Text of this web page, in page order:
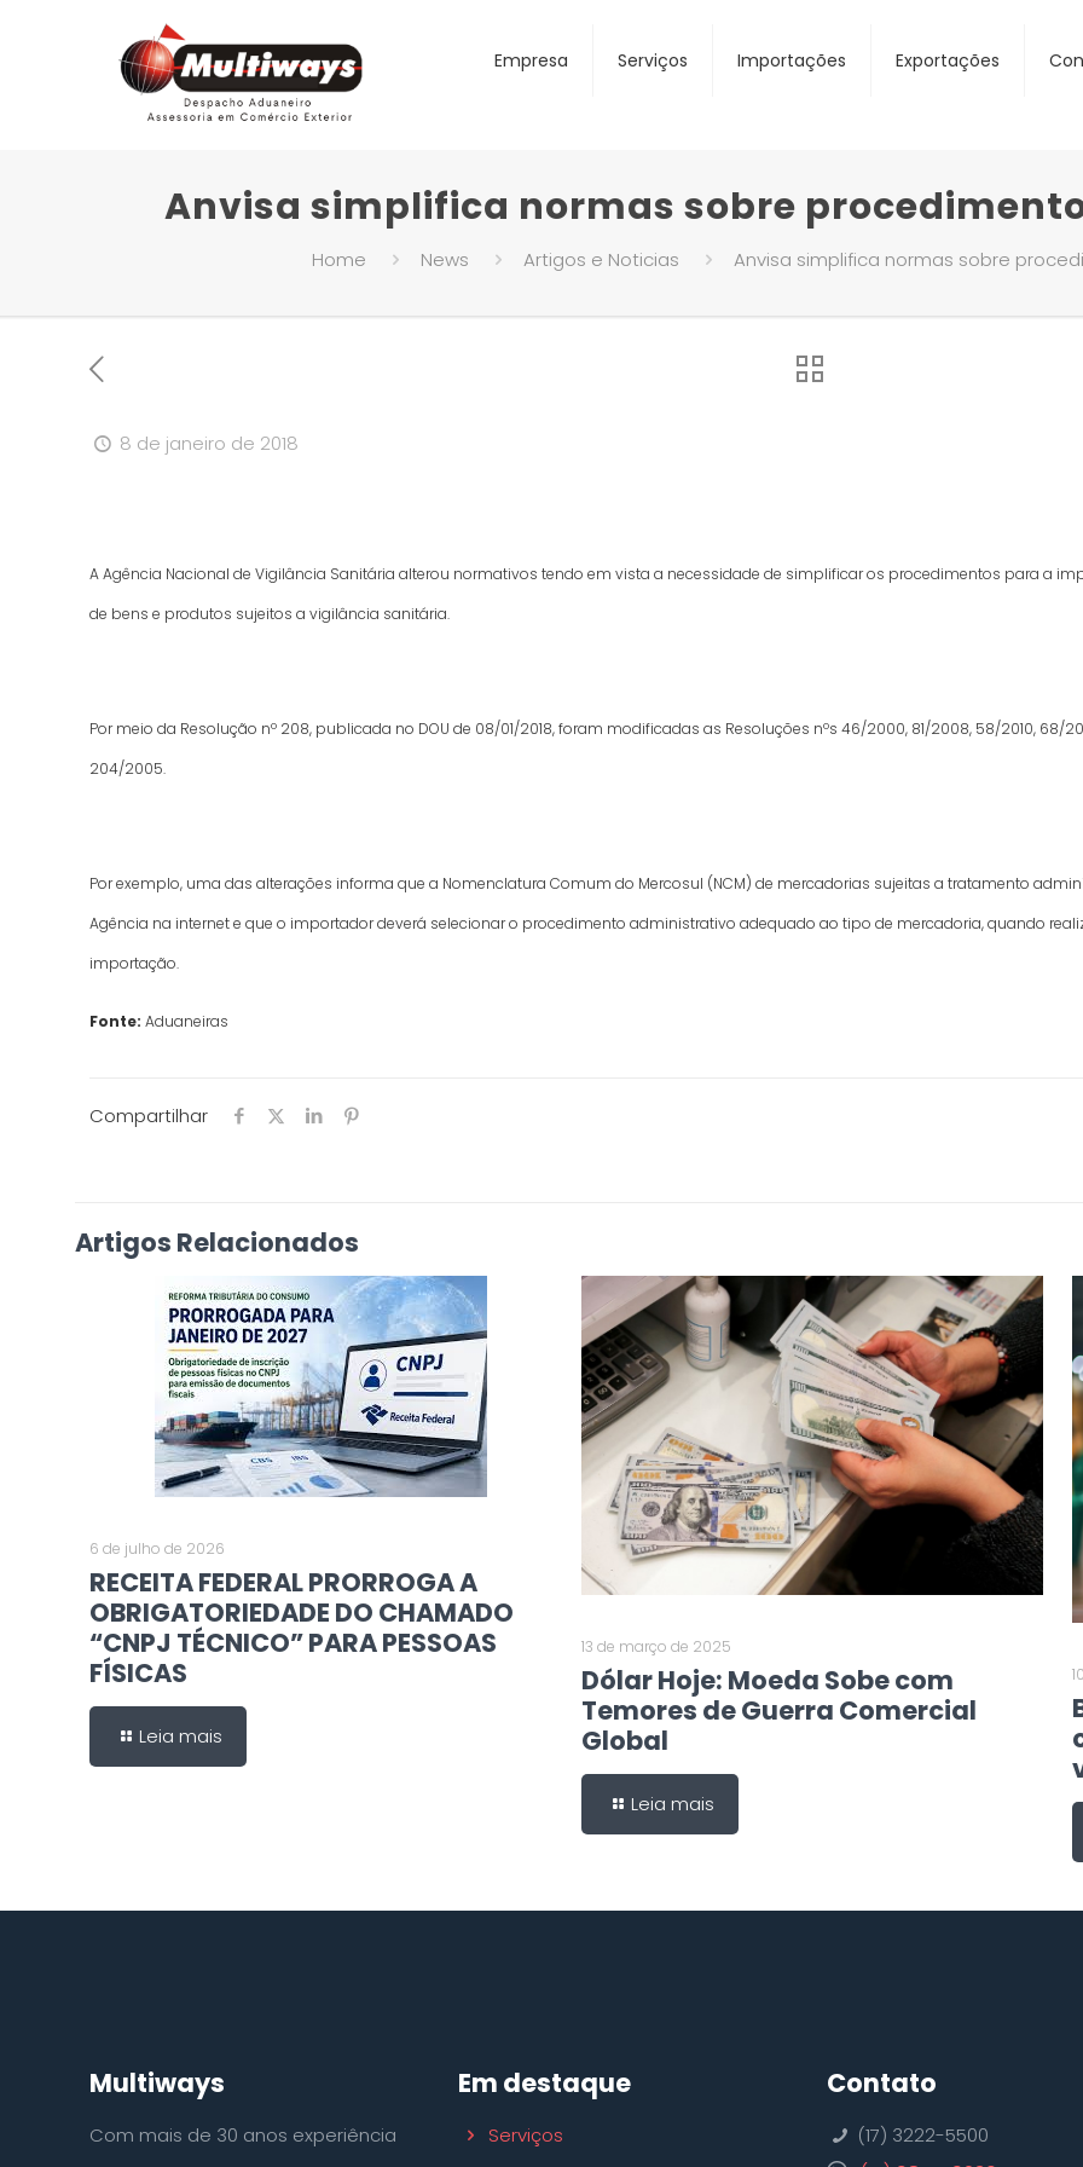
Empresa Serviços Importações Exportações
Anvisa simplifica normas sobre
Home News Artigos e Noticias Anvisa simplifica normas sobre
8 de janeiro de 2018
A Agência Nacional de Vigilância Sanitária alterou normativos tendo em vista a necessidade de simplificar os procedimentos para a
de bens e produtos sujeitos a vigilância sanitária.
Por meio da Resolução nº 208, publicada no DOU de 08/01/2018, foram modificadas as Resoluções nºs 46/2000, 81/2008, 58/2010, 68/
204/2005.
Por exemplo, uma das alterações informa que a Nomenclatura Comum do Mercosul (NCM) de mercadorias sujeitas a tratamento
Agência na internet e que o importador deverá selecionar o procedimento administrativo adequado ao tipo de mercadoria, quando
importação.
Fonte:Aduaneiras
Compartilhar
Artigos Relacionados
6 de julho de 2026
RECEITA FEDERAL PRORROGA A
OBRIGATORIEDADE DO CHAMADO
“CNPJ TÉCNICO” PARA PESSOAS
FÍSICAS
Leia mais
13 de março de 2025
Dólar Hoje: Moeda Sobe com
Temores de Guerra Comercial
Global
Leia mais
Multiways
Com mais de 30 anos experiência
Em destaque
Serviços
Contato
(17) 3222-5500